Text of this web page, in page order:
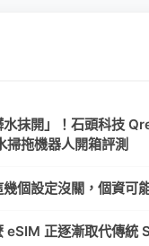
水抹開」！石頭科技
掃拖機器人開箱評測
個設定沒關，個資可
eSIM 正逐漸取代傳統